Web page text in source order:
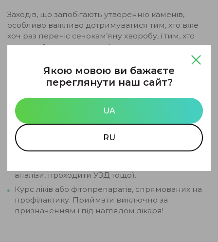
Заходів, що запобігають утворенню каменів,
особливо важливо дотримуватися тим, хто вже
хоч раз переніс сечокам’яну хворобу, і тим, хто
схильний до цієї недуги (наприклад, у сечі є
підвищений вміст солей). До основних методів
профілактики належать:
Дієта за каменів у нирках. Конкретні
того, до утворення яких типів солей схильний
організм пацієнта.
Достатнє вживання рідини. Зневоднення
сприяє застою і підвищенню щільності сечі, і, як
наслідок, утворенню кристалів.
аналізи, проходити УЗД тощо).
Курс ліків або фітопрепаратів, спрямованих на
профілактику. Приймати виключно за
призначенням і під наглядом лікаря!
Якою мовою ви бажаєте
переглянути наш сайт?
UA
RU